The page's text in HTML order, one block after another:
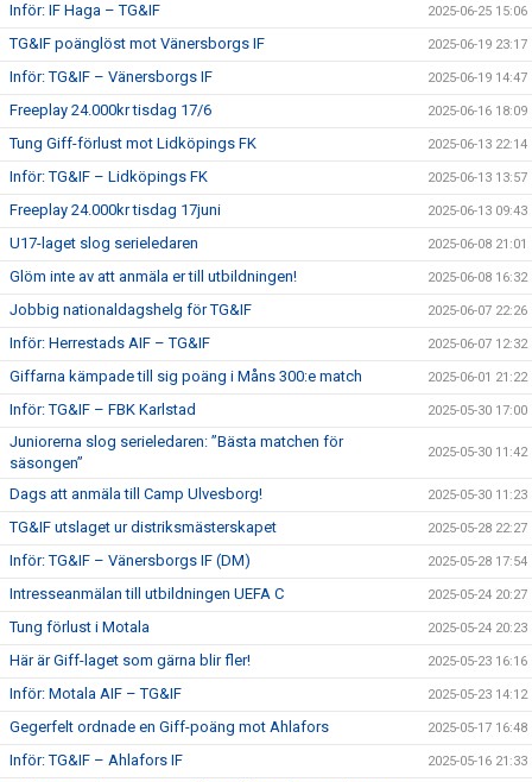
Inför: IF Haga – TG&IF 2025-06-25 15:06
TG&IF poänglöst mot Vänersborgs IF 2025-06-19 23:17
Inför: TG&IF – Vänersborgs IF 2025-06-19 14:47
Freeplay 24.000kr tisdag 17/6 2025-06-16 18:09
Tung Giff-förlust mot Lidköpings FK 2025-06-13 22:14
Inför: TG&IF – Lidköpings FK 2025-06-13 13:57
Freeplay 24.000kr tisdag 17juni 2025-06-13 09:43
U17-laget slog serieledaren 2025-06-08 21:01
Glöm inte av att anmäla er till utbildningen! 2025-06-08 16:32
Jobbig nationaldagshelg för TG&IF 2025-06-07 22:26
Inför: Herrestads AIF – TG&IF 2025-06-07 12:32
Giffarna kämpade till sig poäng i Måns 300:e match 2025-06-01 21:22
Inför: TG&IF – FBK Karlstad 2025-05-30 17:00
Juniorerna slog serieledaren: ”Bästa matchen för
säsongen”
2025-05-30 11:42
Dags att anmäla till Camp Ulvesborg! 2025-05-30 11:23
TG&IF utslaget ur distriksmästerskapet 2025-05-28 22:27
Inför: TG&IF – Vänersborgs IF (DM) 2025-05-28 17:54
Intresseanmälan till utbildningen UEFA C 2025-05-24 20:27
Tung förlust i Motala 2025-05-24 20:23
Här är Giff-laget som gärna blir fler! 2025-05-23 16:16
Inför: Motala AIF – TG&IF 2025-05-23 14:12
Gegerfelt ordnade en Giff-poäng mot Ahlafors 2025-05-17 16:48
Inför: TG&IF – Ahlafors IF 2025-05-16 21:33